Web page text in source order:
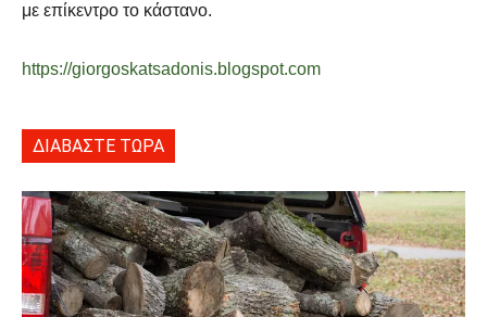
με επίκεντρο το κάστανο.
https://giorgoskatsadonis.blogspot.com
ΔΙΑΒΑΣΤΕ ΤΩΡΑ